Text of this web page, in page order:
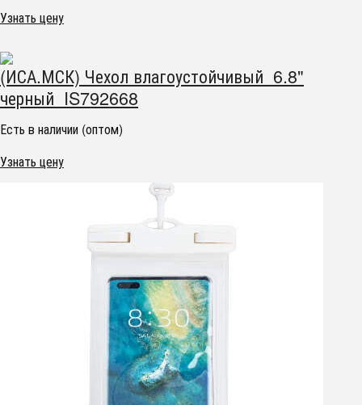
Узнать цену
(ИСА.МСК) Чехол влагоустойчивый 6.8"
черный IS792668
Есть в наличии (оптом)
Узнать цену